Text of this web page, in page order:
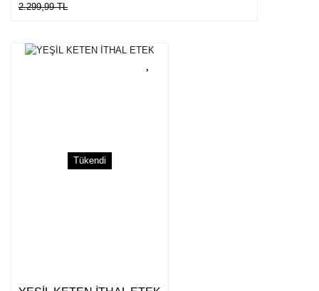
2.299,99 TL
Tükendi